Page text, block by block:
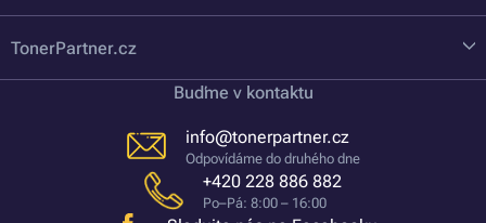
TonerPartner.cz
Buďme v kontaktu
info@tonerpartner.cz
Odpovídáme do druhého dne
+420 228 886 882
Po–Pá: 8:00 – 16:00